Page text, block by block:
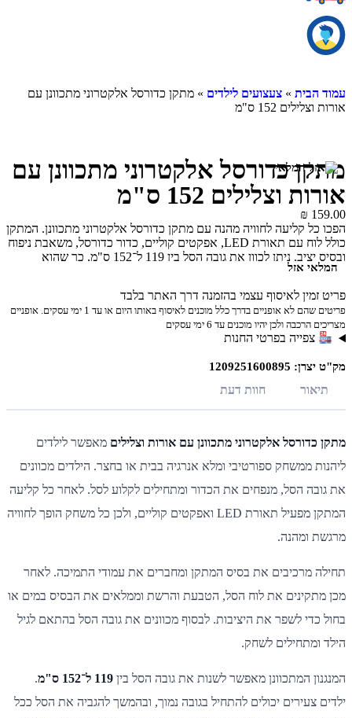
עמוד הבית » צעצועים לילדים » מתקן כדורסל אלקטרוני מתכוונן עם
אורות וצלילים 152 ס"מ
מתקן כדורסל אלקטרוני מתכוונן עם
אורות וצלילים 152 ס"מ
₪ 159.00
הפכו כל קליעה לחוויה מהנה עם מתקן כדורסל אלקטרוני מתכוונן. המתקן
כולל לוח עם תאורת LED, אפקטים קוליים, כדור כדורסל, משאבת ניפוח
ובסיס יציב. ניתן לכוון את גובה הסל בין 119 ל־152 ס"מ, כך שהוא
מתאים לילדים בגילאים שונים.
המלאי אזל
פריט זמין לאיסוף עצמי בהזמנה דרך האתר בלבד
פריטים שהם לא אופניים בדרך כלל מוכנים לאיסוף באותו היום או עד 1 ימי עסקים. אופניים
מצריכים הרכבה ולכן יהיו מוכנים עד 6 ימי עסקים
צפייה בפרטי החנות
מק"ט יצרן: 1209251600895
תיאור חוות דעת
מתקן כדורסל אלקטרוני מתכוונן עם אורות וצלילים מאפשר לילדים
ליהנות ממשחק ספורטיבי ומלא אנרגיה בבית או בחצר. הילדים מכוונים
את גובה הסל, מנפחים את הכדור ומתחילים לקלוע לסל. לאחר כל קליעה
המתקן מפעיל תאורת LED ואפקטים קוליים, ולכן כל משחק הופך לחוויה
מרגשת ומהנה.
תחילה מרכיבים את בסיס המתקן ומחברים את עמודי התמיכה. לאחר
מכן מתקינים את לוח הסל, הטבעת והרשת וממלאים את הבסיס במים או
בחול כדי לשפר את היציבות. לבסוף מכוונים את גובה הסל בהתאם לגיל
הילד ומתחילים לשחק.
המנגנון המתכוונן מאפשר לשנות את גובה הסל בין 119 ל־152 ס"מ
.
ילדים צעירים יכולים להתחיל בגובה נמוך, ובהמשך להגביה את הסל ככל